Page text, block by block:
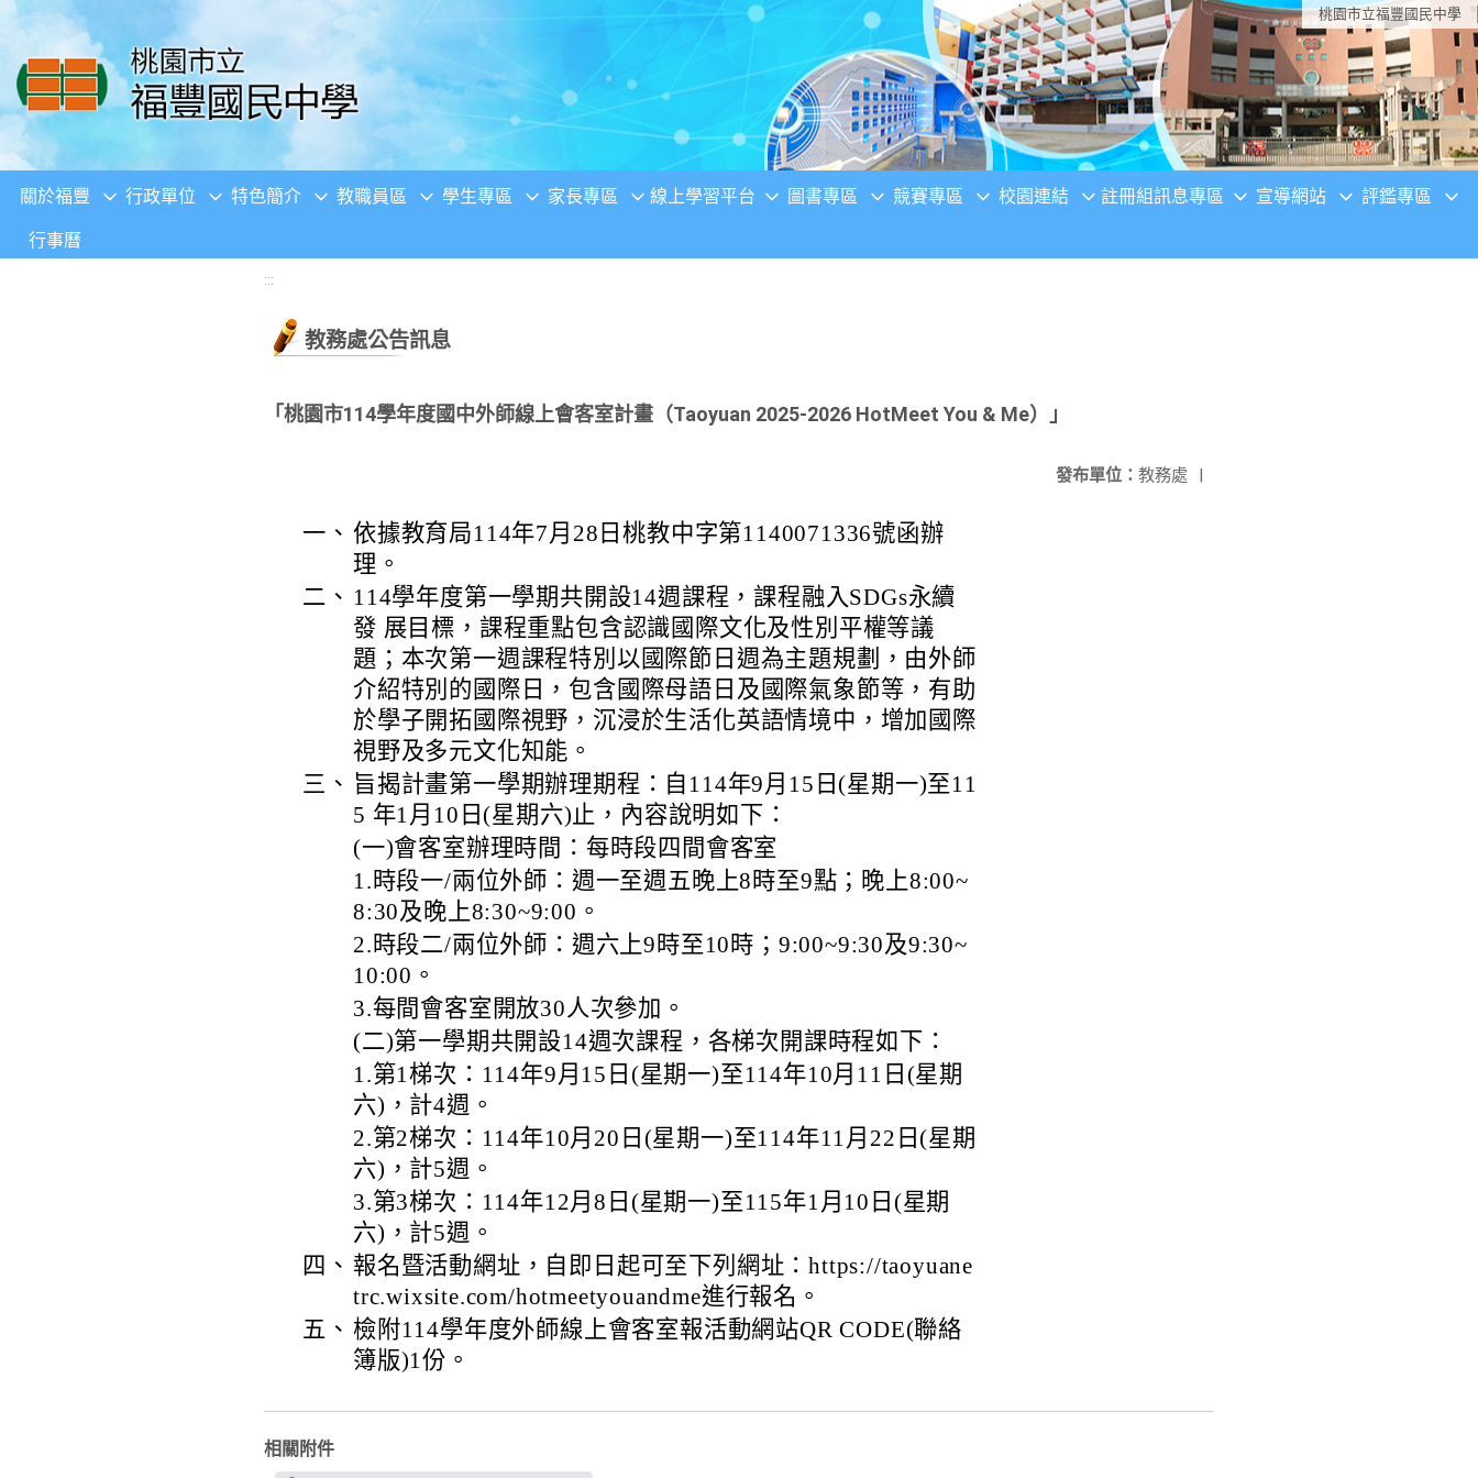
移至網頁之主要內容區位置 桃園市立福豐國民中學
關於福豐 行政單位 特色簡介 教職員區 學生專區 家長專區 線上學習平台 圖書專區 競賽專區 校園連結 註冊組訊息專區 宣導網站 評鑑專區
行事曆
:::
教務處公告訊息
「桃園市114學年度國中外師線上會客室計畫（Taoyuan 2025-2026 HotMeet You & Me）」
發布單位： 教務處 |
一、 依據教育局114年7月28日桃教中字第1140071336號函辦
理。
二、 114學年度第一學期共開設14週課程，課程融入SDGs永續
發 展目標，課程重點包含認識國際文化及性別平權等議
題；本次第一週課程特別以國際節日週為主題規劃，由外師
介紹特別的國際日，包含國際母語日及國際氣象節等，有助
於學子開拓國際視野，沉浸於生活化英語情境中，增加國際
視野及多元文化知能。
三、 旨揭計畫第一學期辦理期程：自114年9月15日(星期一)至11
5 年1月10日(星期六)止，內容說明如下：
(一)會客室辦理時間：每時段四間會客室
1.時段一/兩位外師：週一至週五晚上8時至9點；晚上8:00~
8:30及晚上8:30~9:00。
2.時段二/兩位外師：週六上9時至10時；9:00~9:30及9:30~
10:00。
3.每間會客室開放30人次參加。
(二)第一學期共開設14週次課程，各梯次開課時程如下：
1.第1梯次：114年9月15日(星期一)至114年10月11日(星期
六)，計4週。
2.第2梯次：114年10月20日(星期一)至114年11月22日(星期
六)，計5週。
3.第3梯次：114年12月8日(星期一)至115年1月10日(星期
六)，計5週。
四、 報名暨活動網址，自即日起可至下列網址：https://taoyuane
trc.wixsite.com/hotmeetyouandme進行報名。
五、 檢附114學年度外師線上會客室報活動網站QR CODE(聯絡
簿版)1份。
相關附件